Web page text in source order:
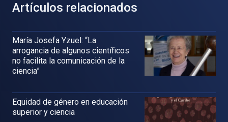
Artículos relacionados
María Josefa Yzuel: “La
arrogancia de algunos científicos
no facilita la comunicación de la
ciencia”
Equidad de género en educación
superior y ciencia